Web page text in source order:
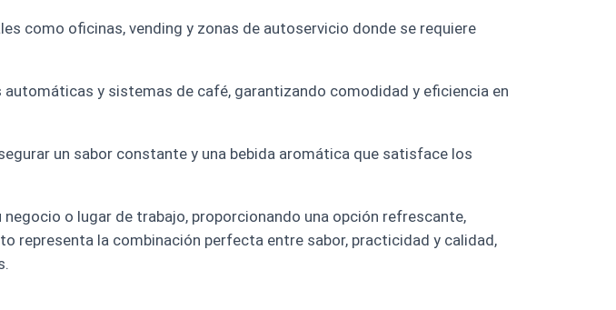
como oficinas, vending y zonas de autoservicio donde se requiere
y sistemas de café, garantizando comodidad y eficiencia en
un sabor constante y una bebida aromática que satisface los
o lugar de trabajo, proporcionando una opción refrescante,
representa la combinación perfecta entre sabor, practicidad y calidad,